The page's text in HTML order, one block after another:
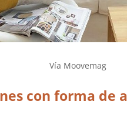
Vía Moovemag
con forma de